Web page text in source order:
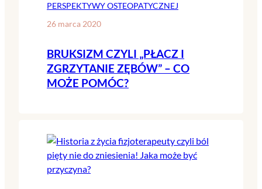
PERSPEKTYWY OSTEOPATYCZNEJ
26 marca 2020
BRUKSIZM CZYLI „PŁACZ I
ZGRZYTANIE ZĘBÓW” – CO
MOŻE POMÓC?